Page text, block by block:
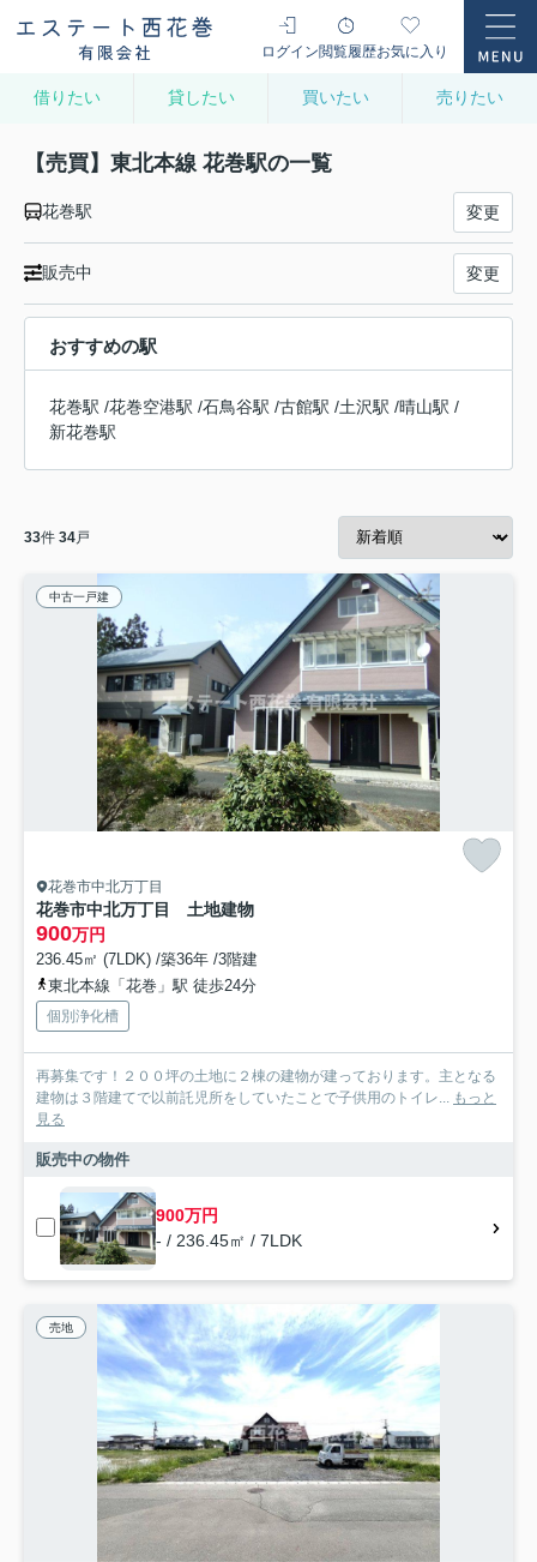
ログイン閲覧履歴お気に入り
借りたい 貸したい 買いたい 売りたい
【売買】東北本線 花巻駅の一覧
花巻駅 変更
販売中 変更
おすすめの駅
花巻駅 /花巻空港駅 /石鳥谷駅 /古館駅 /土沢駅 /晴山駅 /
新花巻駅
33件 34戸
中古一戸建
花巻市中北万丁目
花巻市中北万丁目 土地建物
900万円
236.45㎡ (7LDK) /築36年 /3階建
東北本線「花巻」駅 徒歩24分
個別浄化槽
再募集です！２００坪の土地に２棟の建物が建っております。主となる
建物は３階建てで以前託児所をしていたことで子供用のトイレ...
もっと
見る
販売中の物件
900万円
- / 236.45㎡ / 7LDK
売地